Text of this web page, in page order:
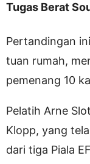
Tugas Berat
Pertandingan
tuan rumah,
pemenang 10
Pelatih Arne
Klopp, yang
dari tiga Piala